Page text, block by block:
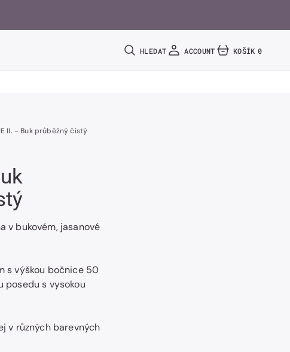
HLEDAT ACCOUNT KOŠÍK 0
POLOŽEK
Otevřít
obrázek
II. - Buk průběžný čistý
v bukovém, jasanové
s výškou bočnice 50
posedu s vysokou
v různých barevných